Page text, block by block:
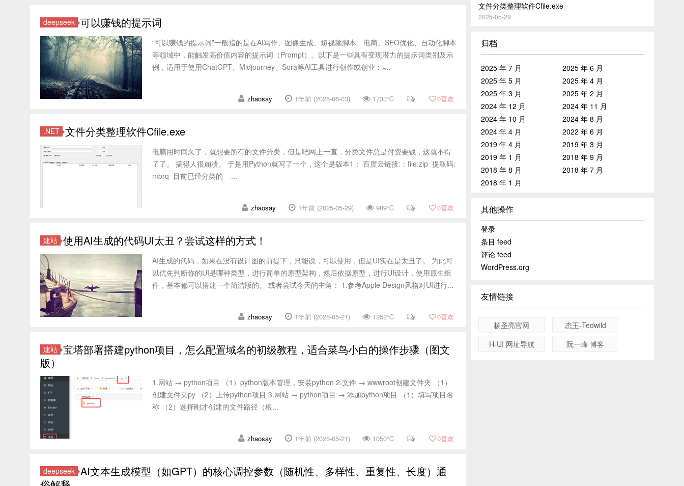
deepseek 可以赚钱的提示词
“可以赚钱的提示词”一般指的是在AI写作、图像生成、短视频脚本、电商、SEO优化、自动化脚本
等领域中，能触发高价值内容的提示词（Prompt）。以下是一些具有变现潜力的提示词类别及示
例，适用于使用ChatGPT、Midjourney、Sora等AI工具进行创作或创业： ̵...
zhaosay 1年前 (2025-06-03) 1733℃ 0喜欢
.NET 文件分类整理软件Cfile.exe
电脑用时间久了，就想要所有的文件分类，但是吧网上一查，分类文件总是付费要钱，这就不得
了了。 搞得人很崩溃。 于是用Python就写了一个，这个是版本1： 百度云链接:：file.zip 提取码:
mbrq 目前已经分类的 ...
zhaosay 1年前 (2025-05-29) 989℃ 0喜欢
建站 使用AI生成的代码UI太丑？尝试这样的方式！
AI生成的代码，如果在没有设计图的前提下，只能说，可以使用，但是UI实在是太丑了。 为此可
以优先判断你的UI是哪种类型，进行简单的原型架构，然后依据原型，进行UI设计，使用原生组
件，基本都可以搭建一个简洁版的。 或者尝试今天的主角： 1.参考Apple Design风格对UI进行...
zhaosay 1年前 (2025-05-21) 1252℃ 0喜欢
建站 宝塔部署搭建python项目，怎么配置域名的初级教程，适合菜鸟小白的操作步骤（图文
版）
1.网站 → python项目 （1）python版本管理，安装python 2.文件 → wwwroot创建文件夹 （1）
创建文件夹py （2）上传python项目 3.网站 → python项目 → 添加python项目 （1）填写项目名
称 （2）选择刚才创建的文件路径（根...
zhaosay 1年前 (2025-05-21) 1050℃ 0喜欢
deepseek AI文本生成模型（如GPT）的核心调控参数（随机性、多样性、重复性、长度）通
文件分类整理软件Cfile.exe
2025-05-29
归档
2025 年 7 月
2025 年 6 月
2025 年 5 月
2025 年 4 月
2025 年 3 月
2025 年 2 月
2024 年 12 月
2024 年 11 月
2024 年 10 月
2024 年 8 月
2024 年 4 月
2022 年 6 月
2019 年 4 月
2019 年 3 月
2019 年 1 月
2018 年 9 月
2018 年 8 月
2018 年 7 月
2018 年 1 月
其他操作
登录
条目 feed
评论 feed
WordPress.org
友情链接
杨圣亮官网
态王-Tedwild
H-UI 网址导航
阮一峰 博客